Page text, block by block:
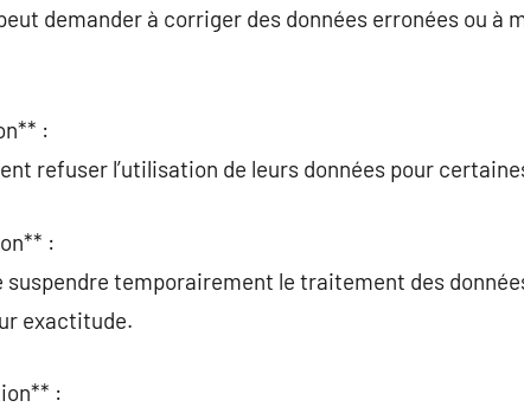
demander à corriger des données erronées ou
:
refuser l’utilisation de leurs données pour
:
suspendre temporairement le traitement des
exactitude.
: